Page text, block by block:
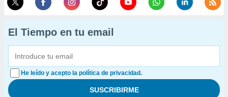
El Tiempo en tu email
He leído y acepto la política de privacidad.